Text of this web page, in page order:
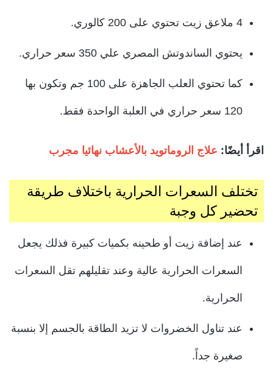
4 ملاعق زيت تحتوي على 200 كالوري.
يحتوي الساندوتش المصري علي 350 سعر حراري.
كما تحتوي العلب الجاهزة على 100 جم وتكون بها
120 سعر حراري في العلبة الواحدة فقط.
اقرأ أيضًا: علاج الروماتويد بالأعشاب نهائيا مجرب
تختلف السعرات الحرارية باختلاف طريقة
تحضير كل وجبة
عند إضافة زيت أو طحينه بكميات كبيرة فذلك يجعل
السعرات الحرارية عالية وعند تقليلهم تقل السعرات
الحرارية.
عند تناول الخضروات لا تزيد الطاقة بالجسم إلا بنسبة
صغيرة جداً.